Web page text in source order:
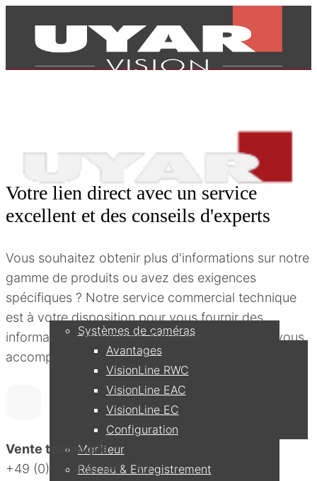
Produits
Systèmes de caméras
Avantages
VisionLine RWC
VisionLine EAC
VisionLine EC
Configuration
Moniteur
Réseau & Enregistrement
Votre lien direct avec un service
excellent et des conseils d'experts
Vous souhaitez obtenir plus d'informations sur notre
gamme de produits ou avez des exigences
spécifiques ? Notre service commercial technique
est à votre disposition pour vous fournir des
informations complètes. Nous serons ravis de vous
accompagner.
Vente technique
+49 (0) 5201 97180 - 30